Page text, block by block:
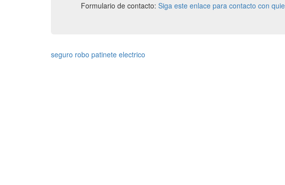
Formulario de contacto: Siga este enlace para contacto con
seguro robo patinete electrico